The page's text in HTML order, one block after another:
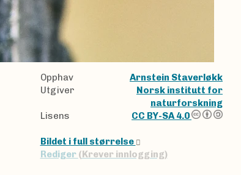
Opphav
Arnstein Staverløkk
Utgiver
Norsk institutt for
naturforskning
Lisens
CC BY-SA 4.0
Bildet i full størrelse
Rediger (Krever innlogging)